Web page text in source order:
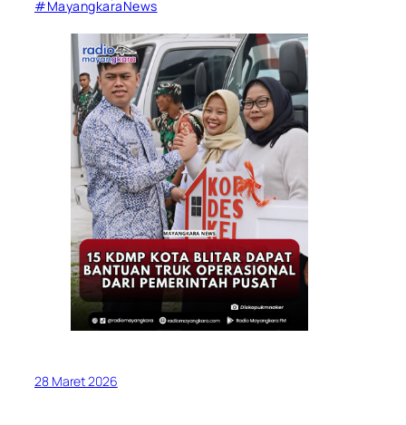
#MayangkaraNews
28 Maret 2026